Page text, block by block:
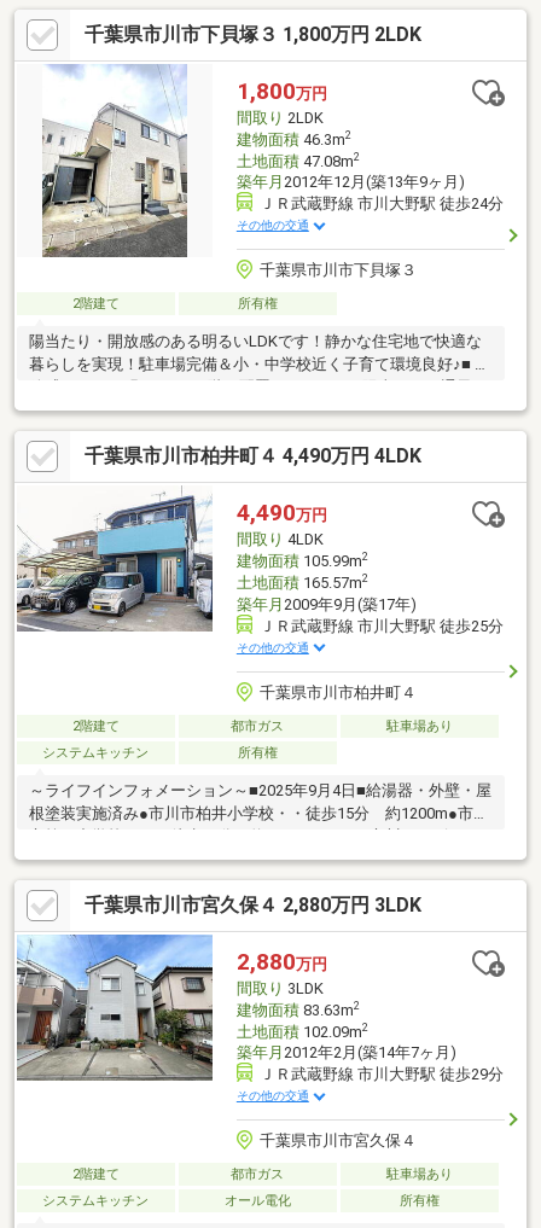
ずはお電話を！
千葉県市川市下貝塚３ 1,800万円 2LDK
1,800万円
間取り 2LDK
建物面積46.3m2
土地面積47.08m2
築年月 2012年12月(築13年9ヶ月)
ＪＲ武蔵野線 市川大野駅 徒歩24分
その他の交通
千葉県市川市下貝塚３
2階建て 所有権
陽当たり・開放感のある明るいLDKです！静かな住宅地で快適な
暮らしを実現！駐車場完備＆小・中学校近く子育て環境良好♪■ 開
もに良好で、ご家族でゆったりお過ごしいただけます。バルコニ
ーに直結しており、爽やかな風が吹き抜ける快適な空間です。■
充実の収納スペース季節物の衣類やレジャー用品の保管に便利な
小屋裏収納あり！■ 子育て・生活環境も良好・市川市立下貝塚中
学校……徒歩約4分・市川市立宮久保小学校……徒歩約10分
千葉県市川市柏井町４ 4,490万円 4LDK
4,490万円
間取り 4LDK
建物面積105.99m2
土地面積165.57m2
築年月 2009年9月(築17年)
ＪＲ武蔵野線 市川大野駅 徒歩25分
その他の交通
千葉県市川市柏井町４
2階建て 都市ガス
駐車場あり
システムキッチン
所有権
～ライフインフォメーション～■2025年9月4日■給湯器・外壁・屋
根塗装実施済み●市川市柏井小学校・・徒歩15分 約1200m●市川
市第五中学校・・・徒歩18分 約1400m●タイム市川リハビリテ
ーション病院・・・徒歩8分 約570m●Big-A市川南大野店・・・
徒歩18分 約1400m※対象不動産は市街化調整区域ですが、旧宅
地造成事業に関する法律による許可にもとづき造成された開発区
域内にあるため、住宅の建築が可能です。
千葉県市川市宮久保４ 2,880万円 3LDK
2,880万円
間取り 3LDK
建物面積83.63m2
土地面積102.09m2
築年月 2012年2月(築14年7ヶ月)
ＪＲ武蔵野線 市川大野駅 徒歩29分
その他の交通
千葉県市川市宮久保４
2階建て 都市ガス
駐車場あり
システムキッチン
オール電化 所有権